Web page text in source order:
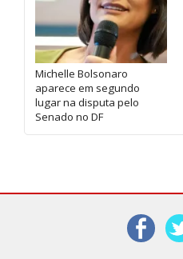
Michelle Bolsonaro
aparece em segundo
lugar na disputa pelo
Senado no DF